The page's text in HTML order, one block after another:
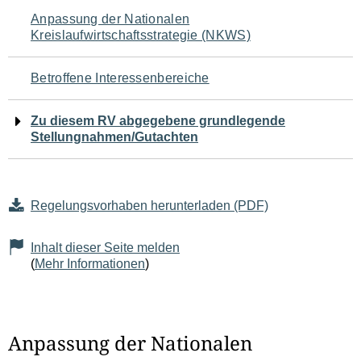
Navigation
für
den
Seiteninhalt
Anpassung der Nationalen
Kreislaufwirtschaftsstrategie (NKWS)
Betroffene Interessenbereiche
Zu diesem RV abgegebene grundlegende
Stellungnahmen/Gutachten
Regelungsvorhaben herunterladen (PDF)
Inhalt dieser Seite melden
(Mehr Informationen)
Anpassung der Nationalen